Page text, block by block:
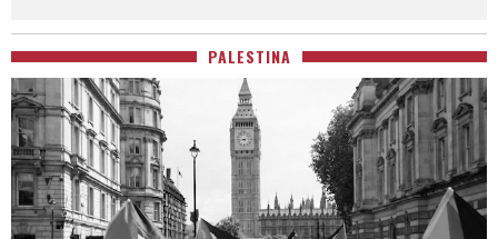
PALESTINA